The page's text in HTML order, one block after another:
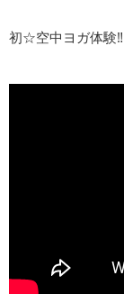
初☆空中ヨガ体験